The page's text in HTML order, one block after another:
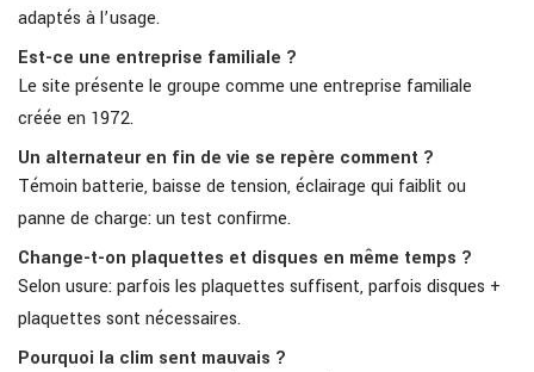
adaptés à l’usage.
Est-ce une entreprise familiale ?
Le site présente le groupe comme une entreprise familiale
créée en 1972.
Un alternateur en fin de vie se repère comment ?
Témoin batterie, baisse de tension, éclairage qui faiblit ou
panne de charge: un test confirme.
Change-t-on plaquettes et disques en même temps ?
Selon usure: parfois les plaquettes suffisent, parfois disques +
plaquettes sont nécessaires.
Pourquoi la clim sent mauvais ?